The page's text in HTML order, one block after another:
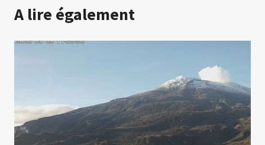
A lire également